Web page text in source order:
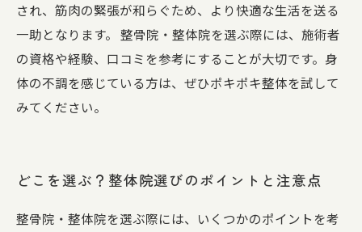
され、筋肉の緊張が和らぐため、より快適な生活を送る
一助となります。 整骨院・整体院を選ぶ際には、施術者
の資格や経験、口コミを参考にすることが大切です。身
体の不調を感じている方は、ぜひポキポキ整体を試して
みてください。
どこを選ぶ？整体院選びのポイントと注意点
整骨院・整体院を選ぶ際には、いくつかのポイントを考